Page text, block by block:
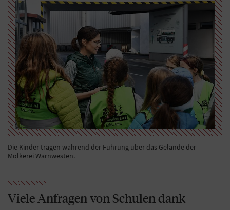
Die Kinder tragen während der Führung über das Gelände der
Molkerei Warnwesten.
Viele Anfragen von Schulen dank